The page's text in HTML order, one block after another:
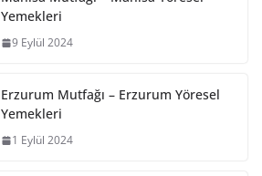
Yemekleri
9 Eylül 2024
Erzurum Mutfağı – Erzurum Yöresel
Yemekleri
1 Eylül 2024